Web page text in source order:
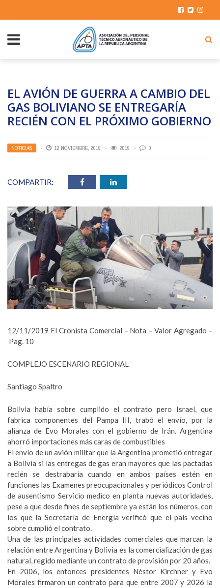
EL AVIÓN DE GUERRA A CAMBIO DEL
GAS BOLIVIANO SE ENTREGARÍA
RECIÉN CON EL PRÓXIMO GOBIERNO
NOTICIAS 12 NOVIEMBRE, 2019 2019 0
COMPARTIR:
12/11/2019 El Cronista Comercial – Nota – Valor Agregado –
Pag. 10
COMPLEJO ESCENARIO REGIONAL
Santiago Spaltro
Bolivia había sobre cumplido el contrato pero Israel, que
fabrica componentes del Pampa III, trabó el envío, por la
alianza de Evo Morales con el gobierno de Irán. Argentina
ahorró importaciones más caras de combustibles
El envío de un avión militar que la Argentina prometió entregar
a Bolivia si las entregas de gas eran mayores que las pactadas
recién se destrabaría cuando en ambos países estén en
funciones las Examenes preocupacionales y periódicos Control
de ausentismo Servicio medico en planta nuevas autoridades,
pese a que desde fines de septiembre ya están los números, con
los que la Secretaría de Energía verificó que el país vecino
sobre cumplió el contrato.
Una de las principales actividades comerciales que marcan la
relación entre Argentina y Bolivia es la comercialización de gas
natural, regido mediante un contrato de provisión por 20 años.
En 2006, los entonces presidentes Néstor Kirchner y Evo
Morales firmaron un contrato para que entre 2007 y 2026 la